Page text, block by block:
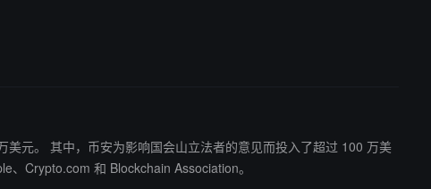
元。 其中，币安为影响国会山立法者的意见而投入了超过 100 万美
Crypto.com 和 Blockchain Association。